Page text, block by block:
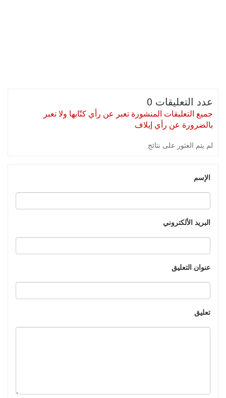
عدد التعليقات 0
جميع التعليقات المنشورة تعبر عن رأي كتّابها ولا تعبر
بالضرورة عن رأي إيلاف
لم يتم العثور على نتائج
الإسم
البريد الألكتروني
عنوان التعليق
تعليق